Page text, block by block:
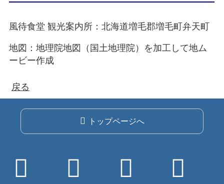
風待食堂 観光案内所：北海道増毛郡増毛町弁天町
地図：地理院地図（国土地理院）を加工して地ム
ービー作成
戻る
トップページへ